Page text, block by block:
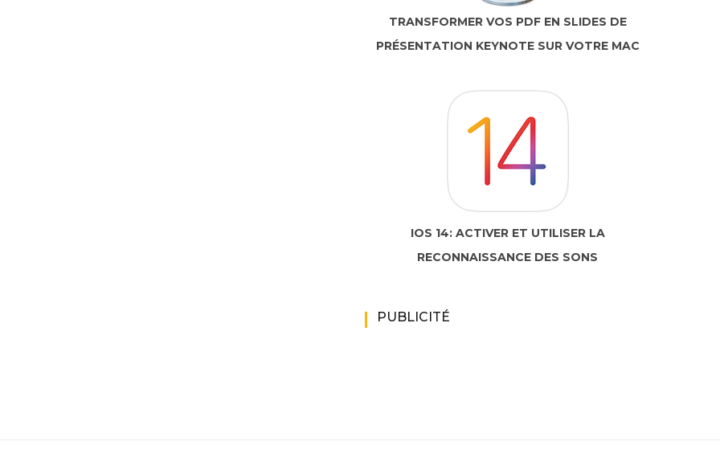
TRANSFORMER VOS PDF EN SLIDES DE
PRÉSENTATION KEYNOTE SUR VOTRE MAC
IOS 14: ACTIVER ET UTILISER LA
RECONNAISSANCE DES SONS
PUBLICITÉ